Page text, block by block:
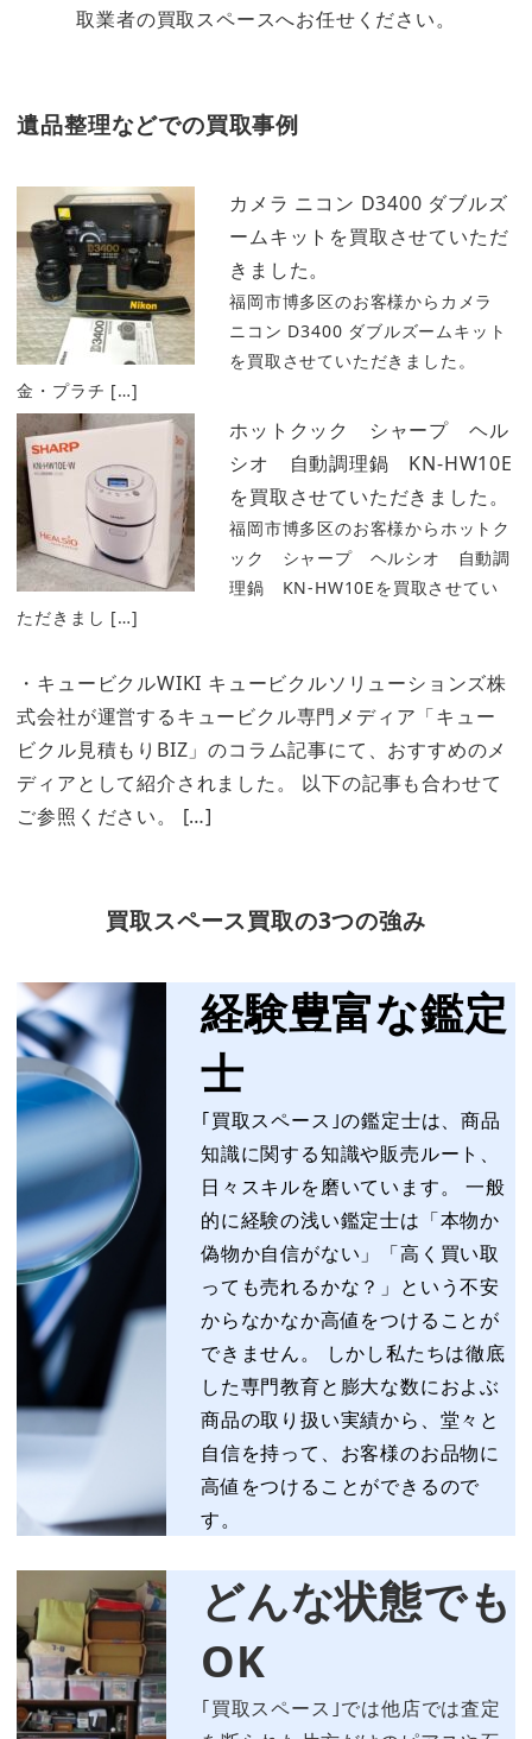
取業者の買取スペースへお任せください。
遺品整理などでの買取事例
カメラ ニコン D3400 ダブルズ
ームキットを買取させていただ
きました。
福岡市博多区のお客様からカメラ
ニコン D3400 ダブルズームキット
を買取させていただきました。
金・プラチ […]
ホットクック シャープ ヘル
シオ 自動調理鍋 KN-HW10E
を買取させていただきました。
福岡市博多区のお客様からホットク
ック シャープ ヘルシオ 自動調
理鍋 KN-HW10Eを買取させてい
ただきまし […]
・キュービクルWIKI キュービクルソリューションズ株
式会社が運営するキュービクル専門メディア「キュー
ビクル見積もりBIZ」のコラム記事にて、おすすめのメ
ディアとして紹介されました。 以下の記事も合わせて
ご参照ください。 […]
買取スペース買取の3つの強み
経験豊富な鑑定
士
｢買取スペース｣の鑑定士は、商品
知識に関する知識や販売ルート、
日々スキルを磨いています。 一般
的に経験の浅い鑑定士は「本物か
偽物か自信がない」「高く買い取
っても売れるかな？」という不安
からなかなか高値をつけることが
できません。 しかし私たちは徹底
した専門教育と膨大な数におよぶ
商品の取り扱い実績から、堂々と
自信を持って、お客様のお品物に
高値をつけることができるので
す。
どんな状態でも
OK
｢買取スペース｣では他店では査定